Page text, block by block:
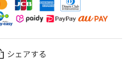
シェアする